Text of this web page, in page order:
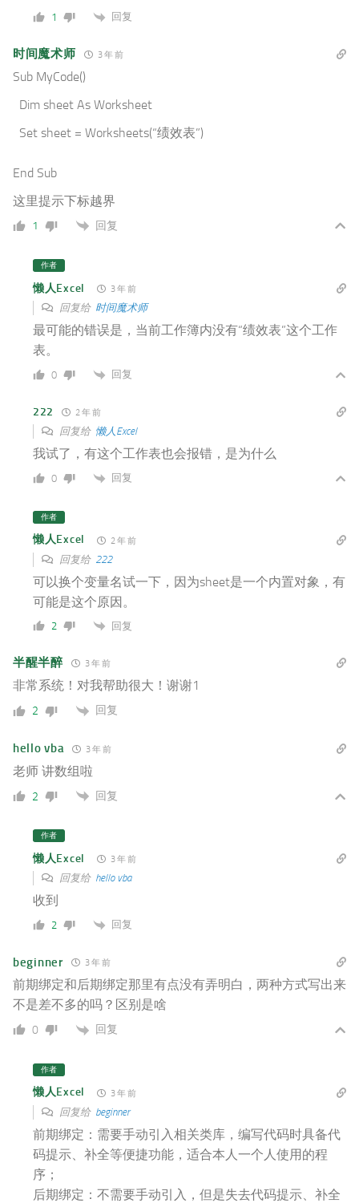
1 回复
时间魔术师 3 年 前
Sub MyCode()
Dim sheet As Worksheet
Set sheet = Worksheets(“绩效表”)
End Sub
这里提示下标越界
1 回复
作者
懒人Excel 3 年 前
回复给 时间魔术师
最可能的错误是，当前工作簿内没有“绩效表”这个工作
表。
0 回复
222 2 年 前
回复给 懒人Excel
我试了，有这个工作表也会报错，是为什么
0 回复
作者
懒人Excel 2 年 前
回复给 222
可以换个变量名试一下，因为sheet是一个内置对象，有
可能是这个原因。
2 回复
半醒半醉 3 年 前
非常系统！对我帮助很大！谢谢1
2 回复
hello vba 3 年 前
老师 讲数组啦
2 回复
作者
懒人Excel 3 年 前
回复给 hello vba
收到
2 回复
beginner 3 年 前
前期绑定和后期绑定那里有点没有弄明白，两种方式写出来
不是差不多的吗？区别是啥
0 回复
作者
懒人Excel 3 年 前
回复给 beginner
前期绑定：需要手动引入相关类库，编写代码时具备代
码提示、补全等便捷功能，适合本人一个人使用的程
序；
后期绑定：不需要手动引入，但是失去代码提示、补全